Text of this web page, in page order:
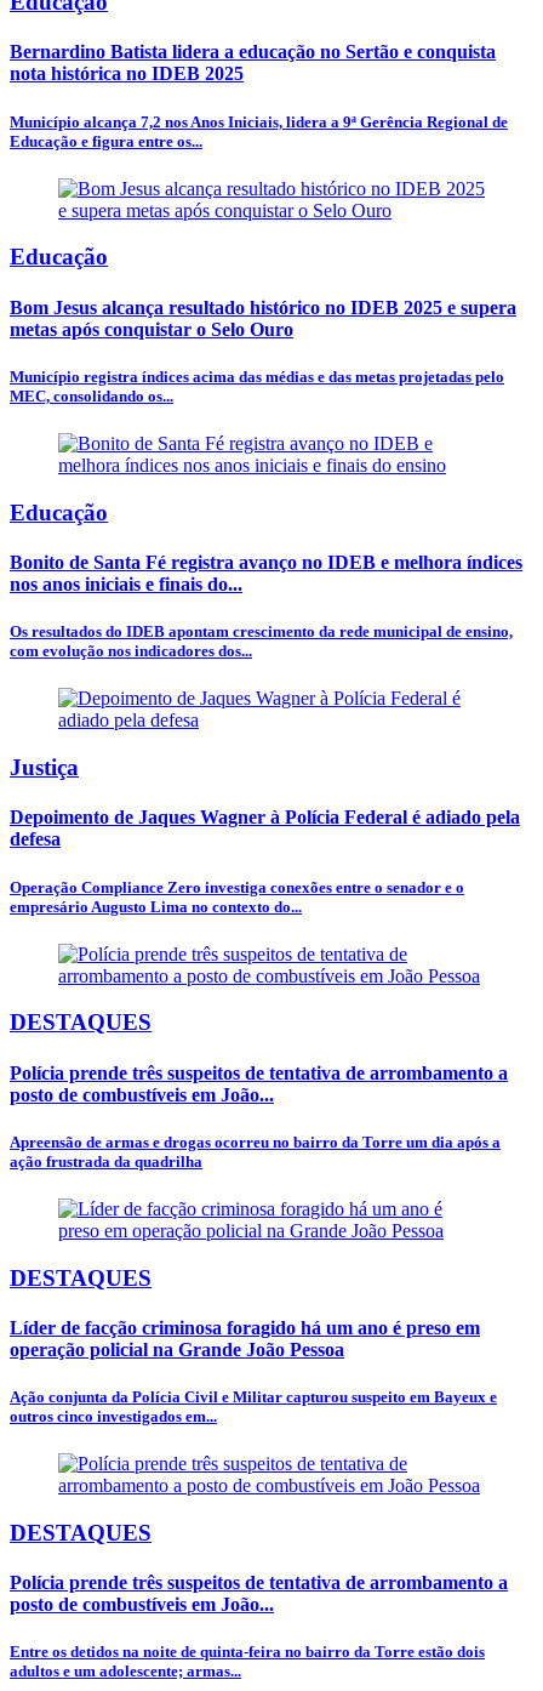
Bernardino Batista lidera a educação no Sertão e conquista
nota histórica no IDEB 2025
Município alcança 7,2 nos Anos Iniciais, lidera a 9ª Gerência Regional de
Educação e figura entre os...
Educação
Bom Jesus alcança resultado histórico no IDEB 2025 e supera
metas após conquistar o Selo Ouro
Município registra índices acima das médias e das metas projetadas pelo
MEC, consolidando os...
Educação
Bonito de Santa Fé registra avanço no IDEB e melhora índices
nos anos iniciais e finais do...
Os resultados do IDEB apontam crescimento da rede municipal de ensino,
com evolução nos indicadores dos...
Justiça
Depoimento de Jaques Wagner à Polícia Federal é adiado pela
defesa
Operação Compliance Zero investiga conexões entre o senador e o
empresário Augusto Lima no contexto do...
DESTAQUES
Polícia prende três suspeitos de tentativa de arrombamento a
posto de combustíveis em João...
Apreensão de armas e drogas ocorreu no bairro da Torre um dia após a
ação frustrada da quadrilha
DESTAQUES
Líder de facção criminosa foragido há um ano é preso em
operação policial na Grande João Pessoa
Ação conjunta da Polícia Civil e Militar capturou suspeito em Bayeux e
outros cinco investigados em...
DESTAQUES
Polícia prende três suspeitos de tentativa de arrombamento a
posto de combustíveis em João...
Entre os detidos na noite de quinta-feira no bairro da Torre estão dois
adultos e um adolescente; armas...